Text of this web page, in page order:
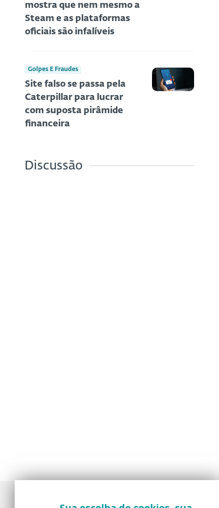
mostra que nem mesmo a
Steam e as plataformas
oficiais são infalíveis
Golpes E Fraudes
Site falso se passa pela
Caterpillar para lucrar
com suposta pirâmide
financeira
Discussão